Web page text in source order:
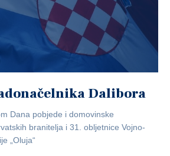
Dalibora
Dana pobjede i domovinske
branitelja i 31. obljetnice Vojno-
„Oluja“